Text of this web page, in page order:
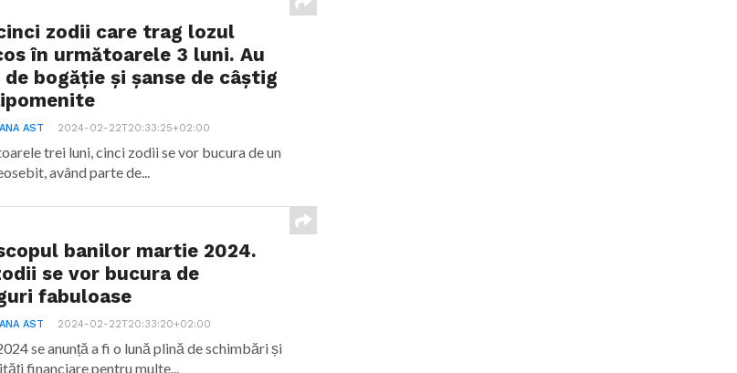
zodii care trag lozul
în următoarele 3 luni. Au
bogăție și șanse de câștig
AST 2024-02-22T20:33:25+02:00
trei luni, cinci zodii se vor bucura de un
având parte de...
banilor martie 2024.
se vor bucura de
fabuloase
AST 2024-02-22T20:33:20+02:00
se anunță a fi o lună plină de schimbări și
financiare pentru multe...